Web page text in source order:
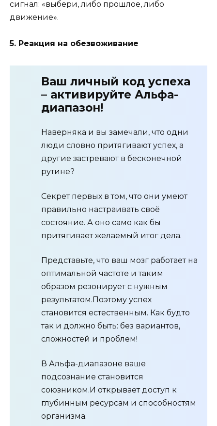
сигнал: «выбери, либо прошлое, либо
движение».
5. Реакция на обезвоживание
Ваш личный код успеха
– активируйте Альфа-
диапазон!
Наверняка и вы замечали, что одни
люди словно притягивают успех, а
другие застревают в бесконечной
рутине?
Секрет первых в том, что они умеют
правильно настраивать своё
состояние. А оно само как бы
притягивает желаемый итог дела.
Представьте, что ваш мозг работает на
оптимальной частоте и таким
образом резонирует с нужным
результатом.Поэтому успех
становится естественным. Как будто
так и должно быть: без вариантов,
сложностей и проблем!
В Альфа-диапазоне ваше
подсознание становится
союзником.И открывает доступ к
глубинным ресурсам и способностям
организма.